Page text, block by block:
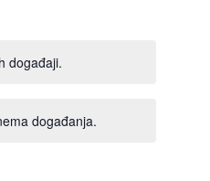
događaji.
događanja.